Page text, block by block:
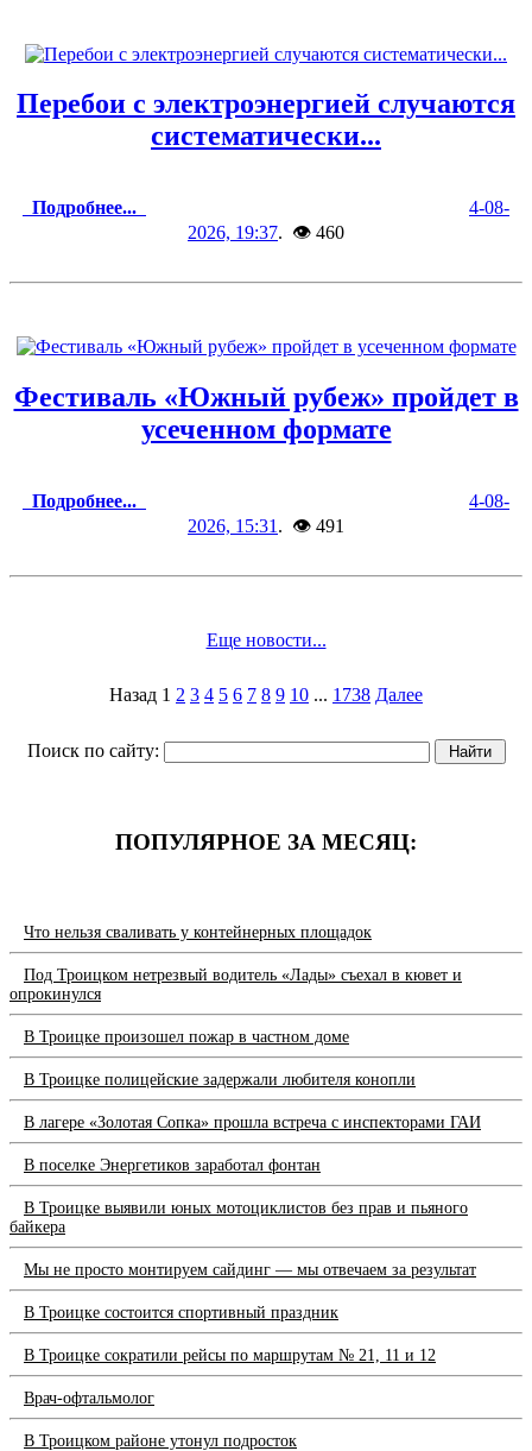
Перебои с электроэнергией случаются
систематически...
Подробнее...
4-08-
2026, 19:37. 👁 460
Фестиваль «Южный рубеж» пройдет в
усеченном формате
Подробнее...
4-08-
2026, 15:31 . 👁 491
Еще новости...
Назад 1 2 3 4 5 6 7 8 9 10 ... 1738 Далее
Поиск по сайту:
ПОПУЛЯРНОЕ ЗА МЕСЯЦ:
Что нельзя сваливать у контейнерных площадок
Под Троицком нетрезвый водитель «Лады» съехал в кювет и
опрокинулся
В Троицке произошел пожар в частном доме
В Троицке полицейские задержали любителя конопли
В лагере «Золотая Сопка» прошла встреча с инспекторами ГАИ
В поселке Энергетиков заработал фонтан
В Троицке выявили юных мотоциклистов без прав и пьяного
байкера
Мы не просто монтируем сайдинг — мы отвечаем за результат
В Троицке состоится спортивный праздник
В Троицке сократили рейсы по маршрутам № 21, 11 и 12
Врач-офтальмолог
В Троицком районе утонул подросток